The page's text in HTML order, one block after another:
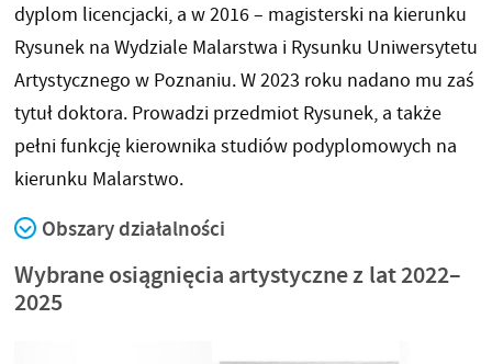
dyplom licencjacki, a w 2016 – magisterski na kierunku
Rysunek na Wydziale Malarstwa i Rysunku Uniwersytetu
Artystycznego w Poznaniu. W 2023 roku nadano mu zaś
tytuł doktora. Prowadzi przedmiot Rysunek, a także
pełni funkcję kierownika studiów podyplomowych na
kierunku Malarstwo.
Obszary działalności
Wybrane osiągnięcia artystyczne z lat 2022–
2025